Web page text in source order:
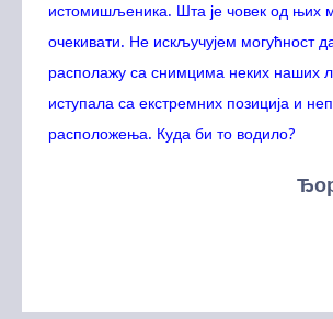
истомишљеника. Шта је човек од њих
очекивати. Не искључујем могућност
располажу са снимцима неких наших
иступала са екстремних позиција и
расположења. Куда би то водило?